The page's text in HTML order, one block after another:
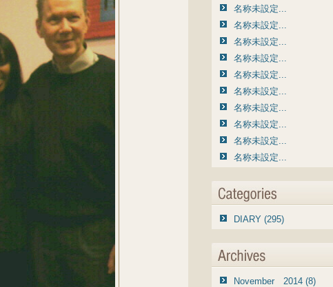
名称未設定...
名称未設定...
名称未設定...
名称未設定...
名称未設定...
名称未設定...
名称未設定...
名称未設定...
名称未設定...
名称未設定...
DIARY (295)
November 2014 (8)